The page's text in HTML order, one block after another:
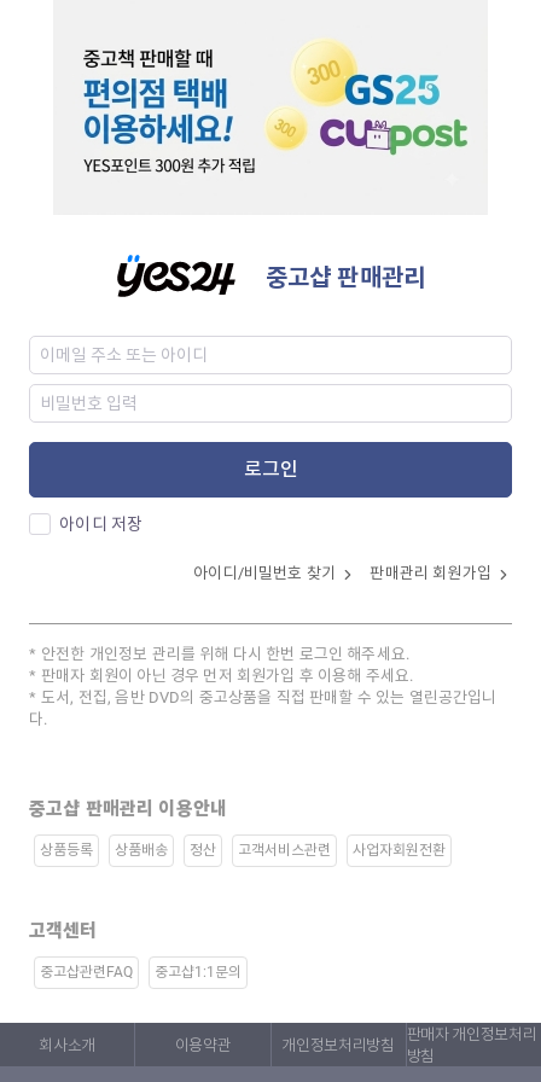
중고샵 판매관리
로그인
아이디 저장
아이디/비밀번호 찾기 판매관리 회원가입
안전한 개인정보 관리를 위해 다시 한번 로그인 해주세요.
판매자 회원이 아닌 경우 먼저 회원가입 후 이용해 주세요.
도서, 전집, 음반 DVD의 중고상품을 직접 판매할 수 있는 열린공간입니
다.
중고샵 판매관리 이용안내
상품등록 상품배송 정산 고객서비스관련 사업자회원전환
고객센터
중고샵관련FAQ 중고샵1:1문의
회사소개 이용약관 개인정보처리방침
판매자 개인정보처리
방침